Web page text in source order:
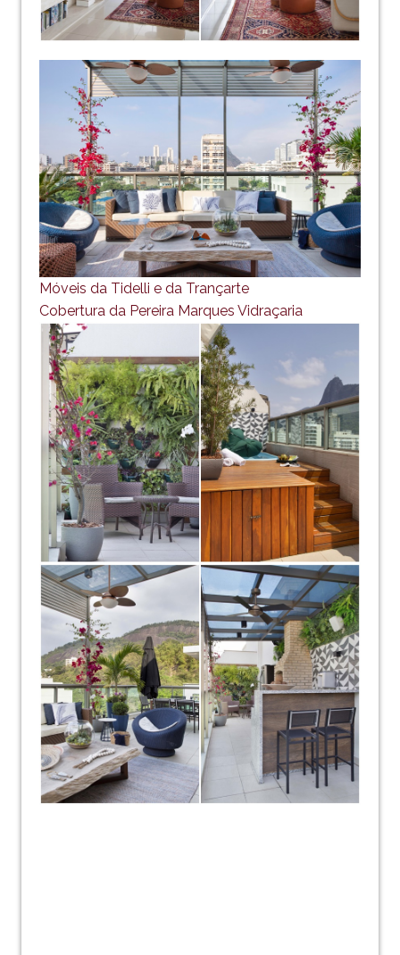
Móveis da Tidelli e da Trançarte
Cobertura da Pereira Marques Vidraçaria